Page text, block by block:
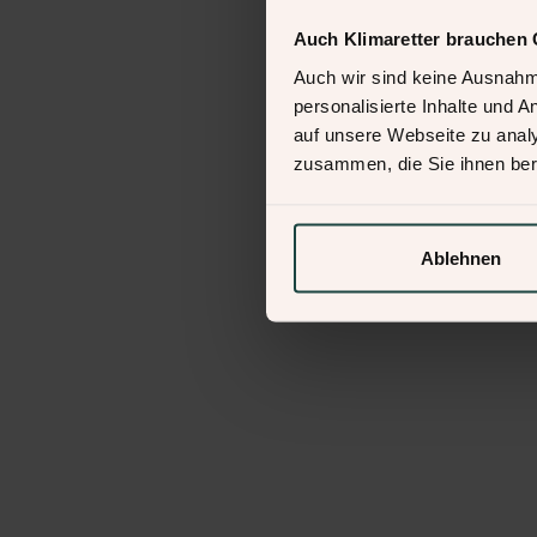
Auch Klimaretter brauchen
Auch wir sind keine
personalisierte Inhalte und
auf unsere Webseite zu
zusammen, die Sie ihnen
Ablehnen